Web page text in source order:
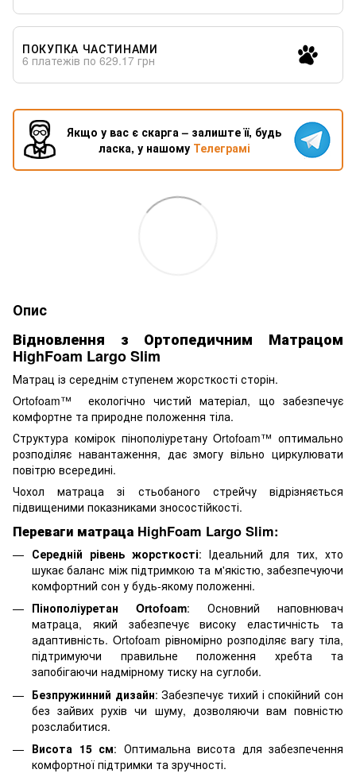
ПОКУПКА ЧАСТИНАМИ
6 платежів по 629.17 грн
Якщо у вас є скарга – залиште її, будь
ласка, у нашому Телеграмі
Опис
Відновлення з Ортопедичним Матрацом
HighFoam Largo Slim
Матрац із середнім ступенем жорсткості сторін.
Ortofoam™ екологічно чистий матеріал, що забезпечує
комфортне та природне положення тіла.
Структура комірок пінополіуретану Ortofoam™ оптимально
розподіляє навантаження, дає змогу вільно циркулювати
повітрю всередині.
Чохол матраца зі стьобаного стрейчу відрізняється
підвищеними показниками зносостійкості.
Переваги матраца HighFoam Largo Slim:
Середній рівень жорсткості: Ідеальний для тих, хто
шукає баланс між підтримкою та м'якістю, забезпечуючи
комфортний сон у будь-якому положенні.
Пінополіуретан Ortofoam: Основний наповнювач
матраца, який забезпечує високу еластичність та
адаптивність. Ortofoam рівномірно розподіляє вагу тіла,
підтримуючи правильне положення хребта та
запобігаючи надмірному тиску на суглоби.
Безпружинний дизайн: Забезпечує тихий і спокійний сон
без зайвих рухів чи шуму, дозволяючи вам повністю
розслабитися.
Висота 15 см: Оптимальна висота для забезпечення
комфортної підтримки та зручності.